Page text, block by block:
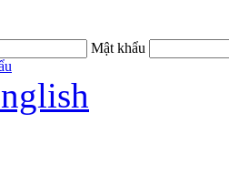
Mật khẩu